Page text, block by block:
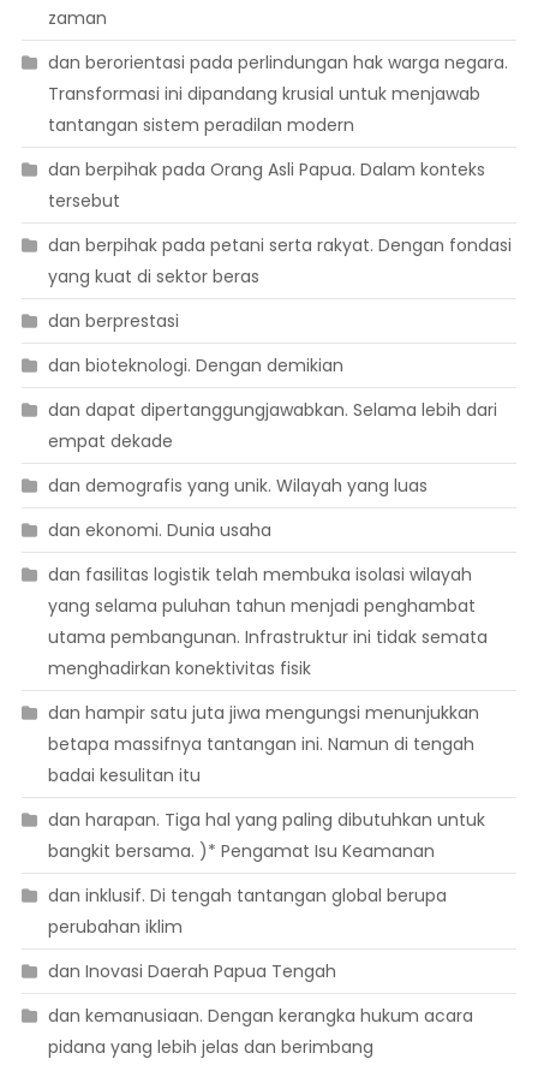
zaman
dan berorientasi pada perlindungan hak warga negara.
Transformasi ini dipandang krusial untuk menjawab
tantangan sistem peradilan modern
dan berpihak pada Orang Asli Papua. Dalam konteks
tersebut
dan berpihak pada petani serta rakyat. Dengan fondasi
yang kuat di sektor beras
dan berprestasi
dan bioteknologi. Dengan demikian
dan dapat dipertanggungjawabkan. Selama lebih dari
empat dekade
dan demografis yang unik. Wilayah yang luas
dan ekonomi. Dunia usaha
dan fasilitas logistik telah membuka isolasi wilayah
yang selama puluhan tahun menjadi penghambat
utama pembangunan. Infrastruktur ini tidak semata
menghadirkan konektivitas fisik
dan hampir satu juta jiwa mengungsi menunjukkan
betapa massifnya tantangan ini. Namun di tengah
badai kesulitan itu
dan harapan. Tiga hal yang paling dibutuhkan untuk
bangkit bersama. )* Pengamat Isu Keamanan
dan inklusif. Di tengah tantangan global berupa
perubahan iklim
dan Inovasi Daerah Papua Tengah
dan kemanusiaan. Dengan kerangka hukum acara
pidana yang lebih jelas dan berimbang